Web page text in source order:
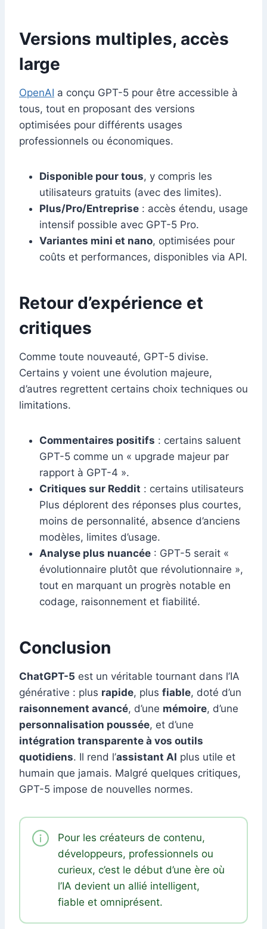
Versions multiples, accès
large
OpenAI a conçu GPT-5 pour être accessible à
tous, tout en proposant des versions
optimisées pour différents usages
professionnels ou économiques.
Disponible pour tous, y compris les
utilisateurs gratuits (avec des limites).
Plus/Pro/Entreprise : accès étendu, usage
intensif possible avec GPT-5 Pro.
Variantes mini et nano, optimisées pour
coûts et performances, disponibles via API.
Retour d’expérience et
critiques
Comme toute nouveauté, GPT-5 divise.
Certains y voient une évolution majeure,
d’autres regrettent certains choix techniques ou
limitations.
Commentaires positifs : certains saluent
GPT-5 comme un « upgrade majeur par
rapport à GPT-4 ».
Critiques sur Reddit : certains utilisateurs
Plus déplorent des réponses plus courtes,
moins de personnalité, absence d’anciens
modèles, limites d’usage.
Analyse plus nuancée : GPT-5 serait «
évolutionnaire plutôt que révolutionnaire »,
tout en marquant un progrès notable en
codage, raisonnement et fiabilité.
Conclusion
ChatGPT-5 est un véritable tournant dans l’IA
générative : plus rapide, plus fiable, doté d’un
raisonnement avancé, d’une mémoire, d’une
personnalisation poussée, et d’une
intégration transparente à vos outils
quotidiens. Il rend l’assistant AI plus utile et
humain que jamais. Malgré quelques critiques,
GPT-5 impose de nouvelles normes.
Pour les créateurs de contenu,
développeurs, professionnels ou
curieux, c’est le début d’une ère où
l’IA devient un allié intelligent,
fiable et omniprésent.